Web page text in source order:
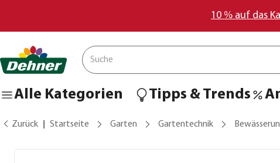
10 % auf das
Alle Kategorien Tipps & Trends
Zurück Startseite Garten Gartentechnik